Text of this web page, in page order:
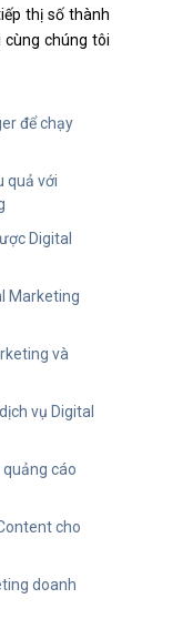
thị số thành
cùng chúng tôi
để chạy
quả với
Digital
Marketing
và
vụ Digital
cáo
cho
doanh